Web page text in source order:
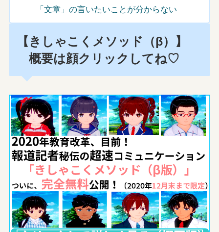
「文章」の言いたいことが分からない
【きしゃこくメソッド（β）】
概要は顔クリックしてね♡